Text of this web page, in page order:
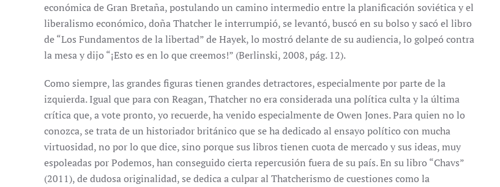
económica de Gran Bretaña, postulando un camino intermedio entre la planificación soviética y el
liberalismo económico, doña Thatcher le interrumpió, se levantó, buscó en su bolso y sacó el libro
de “Los Fundamentos de la libertad” de Hayek, lo mostró delante de su audiencia, lo golpeó contra
la mesa y dijo “¡Esto es en lo que creemos!” (Berlinski, 2008, pág. 12).
Como siempre, las grandes figuras tienen grandes detractores, especialmente por parte de la
izquierda. Igual que para con Reagan, Thatcher no era considerada una política culta y la última
crítica que, a vote pronto, yo recuerde, ha venido especialmente de Owen Jones. Para quien no lo
conozca, se trata de un historiador británico que se ha dedicado al ensayo político con mucha
virtuosidad, no por lo que dice, sino porque sus libros tienen cuota de mercado y sus ideas, muy
espoleadas por Podemos, han conseguido cierta repercusión fuera de su país. En su libro “Chavs”
(2011), de dudosa originalidad, se dedica a culpar al Thatcherismo de cuestiones como la